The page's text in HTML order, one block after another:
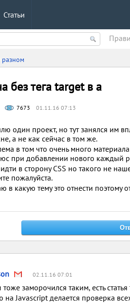
Статьи
без тега target в а
7673 01.11.16 07:13
один проект, но тут занялся им
а не как сейчас в том же.
в том что очень много
при добавлении нового каждый
в сторону CSS но такого не
пожалуйста.
в какую тему это отнести поэтому
02.11.16 07:01
заморочился таким, есть статья
на Javascript делается проверка